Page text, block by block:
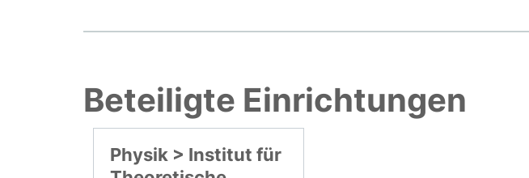
Beteiligte Einrichtungen
Physik > Institut für